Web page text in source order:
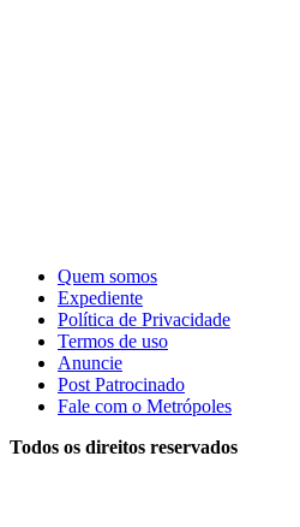
Quem somos
Expediente
Política de Privacidade
Termos de uso
Anuncie
Post Patrocinado
Fale com o Metrópoles
Todos os direitos reservados